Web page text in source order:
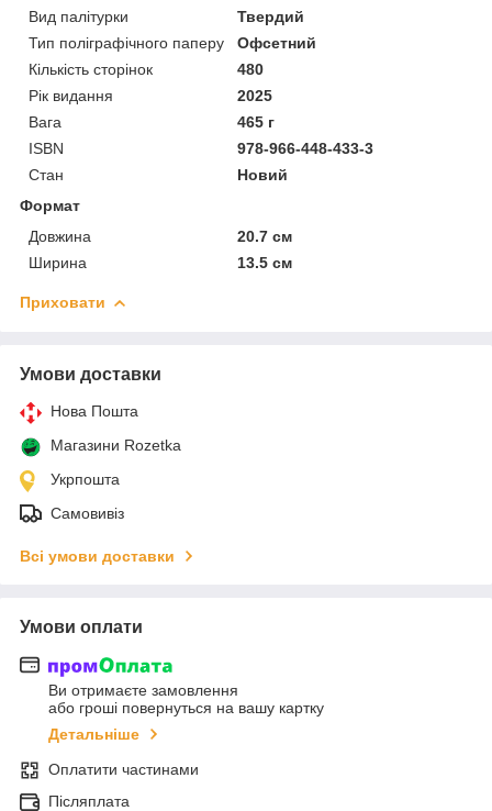
Вид палітурки
Твердий
Тип поліграфічного паперу
Офсетний
Кількість сторінок
480
Рік видання
2025
Вага
465 г
ISBN
978-966-448-433-3
Стан
Новий
Формат
Довжина
20.7 см
Ширина
13.5 см
Приховати
Умови доставки
Нова Пошта
Магазини Rozetka
Укрпошта
Самовивіз
Всі умови доставки
Умови оплати
Ви отримаєте замовлення
або гроші повернуться на вашу картку
Детальніше
Оплатити частинами
Післяплата